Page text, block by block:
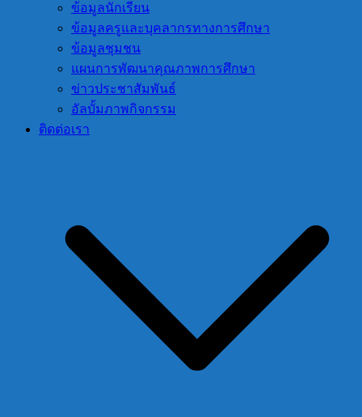
ข้อมูลนักเรียน
ข้อมูลครูและบุคลากรทางการศึกษา
ข้อมูลชุมชน
แผนการพัฒนาคุณภาพการศึกษา
ข่าวประชาสัมพันธ์
อัลบั้มภาพกิจกรรม
ติดต่อเรา